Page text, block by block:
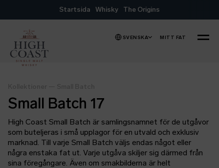
Hoppa till innehåll
SVENSKA MITT FAT MENY
Startsida Whisky The Origins
Small Batch 17
High Coast Small Batch är samlingsnamnet för de utgåvor
som buteljeras i små upplagor för en utvald och exklusiv
marknad. Till varje Small Batch väljs endas något eller
några enstaka fat ut. Varje utgåva skiljer sig därmed från
sina föregångare. Även om smakbilderna är helt